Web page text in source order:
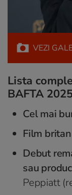
VEZI
Lista
BAFTA
Cel mai
Film
Debut
sau
Peppiatt